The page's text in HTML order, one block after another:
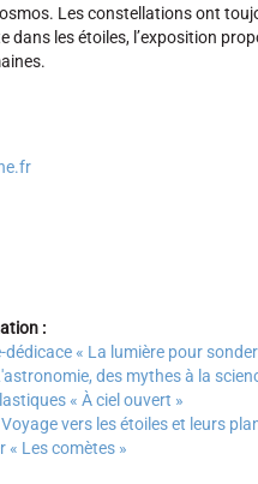
Les constellations ont
dans les étoiles, l’exposition
:
dédicace « La lumière pour
des mythes à la
« À ciel ouvert »
vers les étoiles et leurs
« Les comètes »